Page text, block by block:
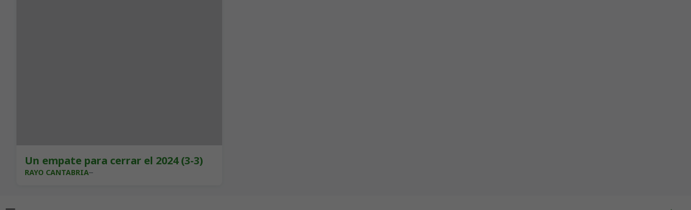
Un empate para cerrar el 2024 (3-3)
RAYO CANTABRIA